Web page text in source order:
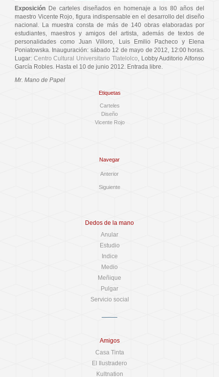
Exposición De carteles diseñados en homenaje a los 80 años del
maestro Vicente Rojo, figura indispensable en el desarrollo del diseño
nacional. La muestra consta de más de 140 obras elaboradas por
estudiantes, maestros y amigos del artista, además de textos de
personalidades como Juan Villoro, Luis Emilio Pacheco y Elena
Poniatowska. Inauguración: sábado 12 de mayo de 2012, 12:00 horas.
Lugar: Centro Cultural Universitario Tlatelolco , Lobby Auditorio Alfonso
García Robles. Hasta el 10 de junio 2012. Entrada libre.
Mr. Mano de Papel
Etiquetas
Carteles
Diseño
Vicente Rojo
Navegar
Anterior
Siguiente
Dedos de la mano
Anular
Estudio
Indice
Medio
Meñique
Pulgar
Servicio social
Amigos
Casa Tinta
El Ilustradero
Kultnation